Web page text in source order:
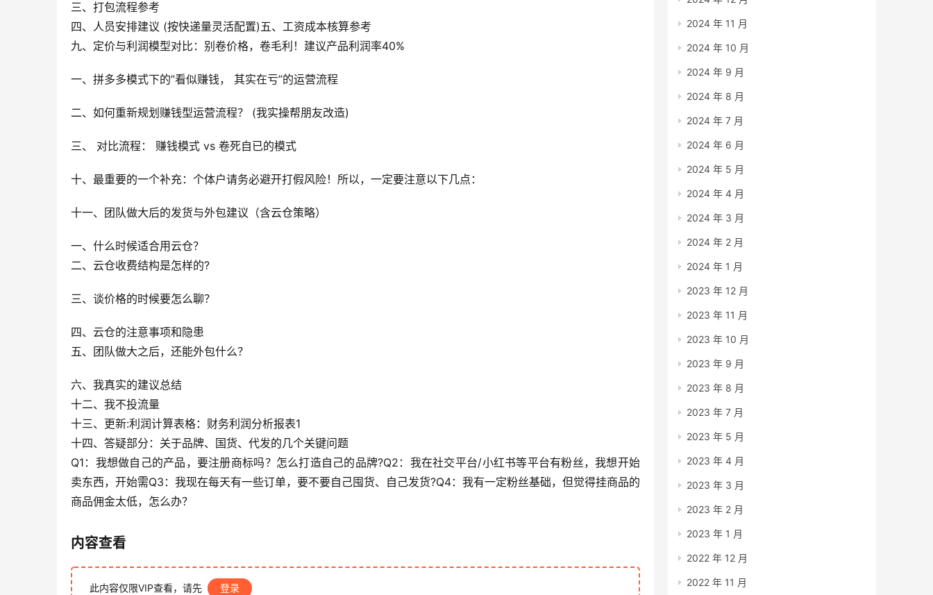
三、打包流程参考
四、人员安排建议 (按快递量灵活配置)五、工资成本核算参考
九、定价与利润模型对比：别卷价格，卷毛利！建议产品利润率40%
一、拼多多模式下的”看似赚钱， 其实在亏”的运营流程
二、如何重新规划赚钱型运营流程？ (我实操帮朋友改造)
三、 对比流程： 赚钱模式 vs 卷死自已的模式
十、最重要的一个补充：个体户请务必避开打假风险！所以，一定要注意以下几点：
十一、团队做大后的发货与外包建议（含云仓策略）
一、什么时候适合用云仓？
二、云仓收费结构是怎样的?
三、谈价格的时候要怎么聊？
四、云仓的注意事项和隐患
五、团队做大之后，还能外包什么？
六、我真实的建议总结
十二、我不投流量
十三、更新:利润计算表格：财务利润分析报表1
十四、答疑部分：关于品牌、国货、代发的几个关键问题
Q1：我想做自己的产品，要注册商标吗？怎么打造自己的品牌?Q2：我在社交平台/小红书等平台有粉丝，我想开始
卖东西，开始需Q3：我现在每天有一些订单，要不要自己囤货、自己发货?Q4：我有一定粉丝基础，但觉得挂商品的
商品佣金太低，怎么办？
内容查看
此内容仅限VIP查看，请先 登录
2024 年 11 月
2024 年 10 月
2024 年 9 月
2024 年 8 月
2024 年 7 月
2024 年 6 月
2024 年 5 月
2024 年 4 月
2024 年 3 月
2024 年 2 月
2024 年 1 月
2023 年 12 月
2023 年 11 月
2023 年 10 月
2023 年 9 月
2023 年 8 月
2023 年 7 月
2023 年 5 月
2023 年 4 月
2023 年 3 月
2023 年 2 月
2023 年 1 月
2022 年 12 月
2022 年 11 月